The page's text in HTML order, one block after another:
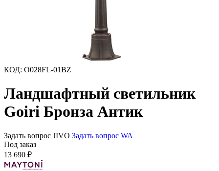
КОД: O028FL-01BZ
Ландшафтный светильник
Goiri Бронза Антик
Задать вопрос JIVO Задать вопрос WA
Под заказ
13 690 ₽